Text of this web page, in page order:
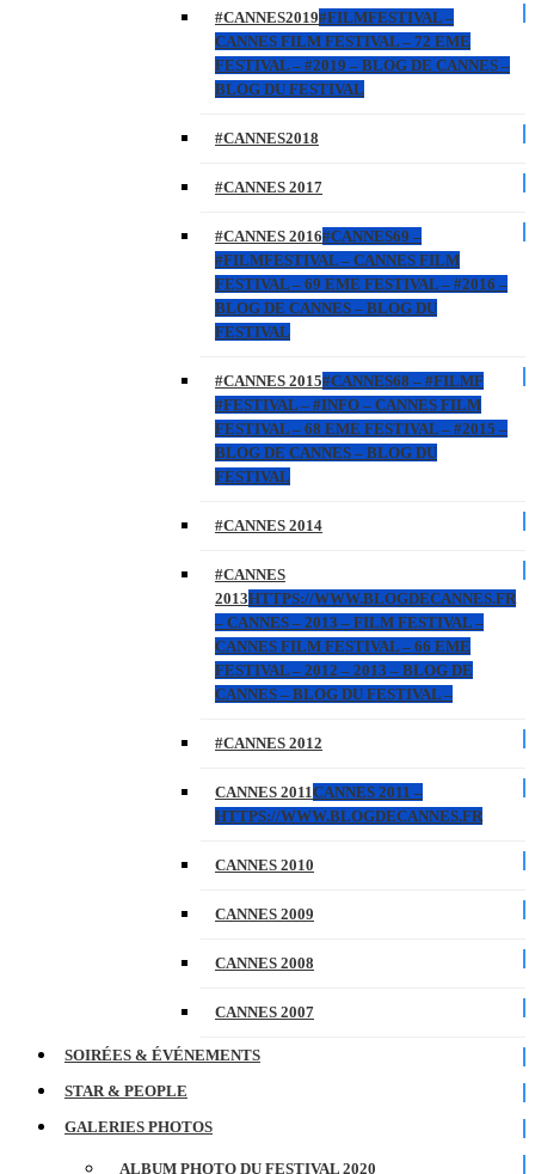
#CANNES2019#FILMFESTIVAL –
CANNES FILM FESTIVAL – 72 EME
FESTIVAL – #2019 – BLOG DE CANNES –
BLOG DU FESTIVAL
#CANNES2018
#CANNES 2017
#CANNES 2016#CANNES69 –
#FILMFESTIVAL – CANNES FILM
FESTIVAL – 69 EME FESTIVAL – #2016 –
BLOG DE CANNES – BLOG DU
FESTIVAL
#CANNES 2015#CANNES68 – #FILMF
#FESTIVAL – #INFO – CANNES FILM
FESTIVAL – 68 EME FESTIVAL – #2015 –
BLOG DE CANNES – BLOG DU
FESTIVAL
#CANNES 2014
#CANNES
2013HTTPS://WWW.BLOGDECANNES.FR
– CANNES – 2013 – FILM FESTIVAL –
CANNES FILM FESTIVAL – 66 EME
FESTIVAL – 2012 – 2013 – BLOG DE
CANNES – BLOG DU FESTIVAL –
#CANNES 2012
CANNES 2011CANNES 2011 –
HTTPS://WWW.BLOGDECANNES.FR
CANNES 2010
CANNES 2009
CANNES 2008
CANNES 2007
SOIRÉES & ÉVÉNEMENTS
STAR & PEOPLE
GALERIES PHOTOS
ALBUM PHOTO DU FESTIVAL 2020